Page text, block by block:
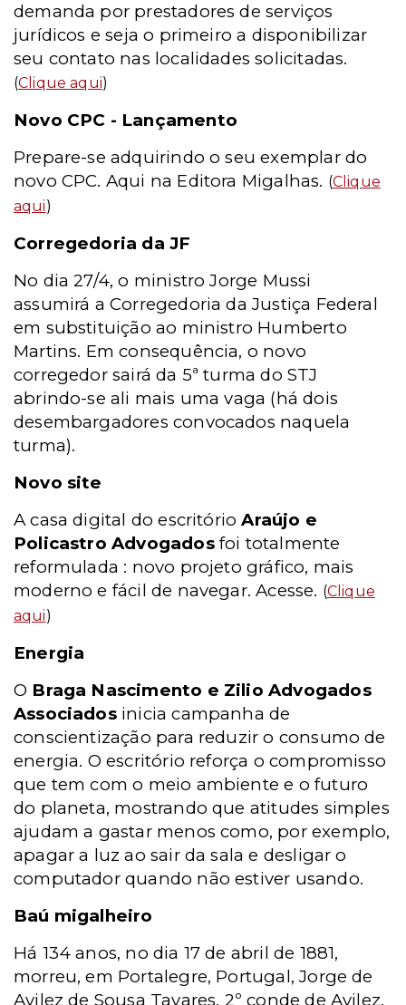
demanda por prestadores de serviços
jurídicos e seja o primeiro a disponibilizar
seu contato nas localidades solicitadas.
(Clique aqui)
Novo CPC - Lançamento
Prepare-se adquirindo o seu exemplar do
novo CPC. Aqui na Editora Migalhas. (Clique
aqui)
Corregedoria da JF
No dia 27/4, o ministro Jorge Mussi
assumirá a Corregedoria da Justiça Federal
em substituição ao ministro Humberto
Martins. Em consequência, o novo
corregedor sairá da 5ª turma do STJ
abrindo-se ali mais uma vaga (há dois
desembargadores convocados naquela
turma).
Novo site
A casa digital do escritórioAraújo e
Policastro Advogadosfoi totalmente
reformulada : novo projeto gráfico, mais
moderno e fácil de navegar. Acesse. (Clique
aqui)
Energia
O Braga Nascimento e Zilio Advogados
Associadosinicia campanha de
conscientização para reduzir o consumo de
energia. O escritório reforça o compromisso
que tem com o meio ambiente e o futuro
do planeta, mostrando que atitudes simples
ajudam a gastar menos como, por exemplo,
apagar a luz ao sair da sala e desligar o
computador quando não estiver usando.
Baú migalheiro
Há 134 anos, no dia 17 de abril de 1881,
morreu, em Portalegre, Portugal, Jorge de
Avilez de Sousa Tavares, 2º conde de Avilez,